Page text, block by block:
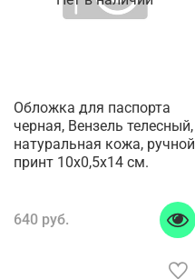
Обложка для паспорта
черная, Вензель телесный,
натуральная кожа, ручной
принт 10x0,5x14 см.
640 руб.